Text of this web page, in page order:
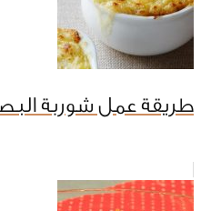
طريقة عمل شوربة